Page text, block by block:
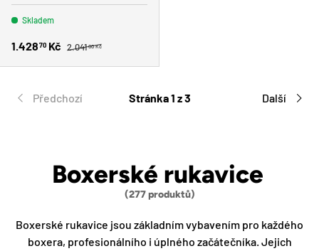
Skladem
Zlevněná cena
1.42870 Kč Běžná cena
2.04100 Kč
Předchozí Stránka 1 z 3 Další
Boxerské rukavice
(277 produktů)
Boxerské rukavice jsou základním vybavením pro každého
boxera, profesionálního i úplného začátečníka. Jejich